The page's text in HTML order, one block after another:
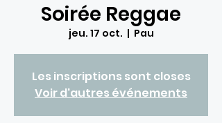
Soirée Reggae
jeu. 17 oct.
  |
Pau
Les inscriptions sont closes
Voir d'autres événements